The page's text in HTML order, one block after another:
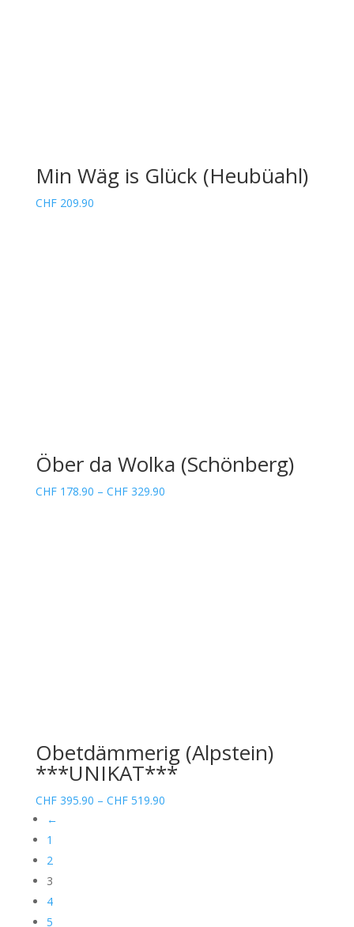
Min Wäg is Glück (Heubüahl)
CHF209.90
Öber da Wolka (Schönberg)
CHF178.90 – CHF329.90Preisspanne:
Obetdämmerig (Alpstein)
***UNIKAT***
CHF395.90 – CHF519.90Preisspanne:
←
1
2
3
4
5